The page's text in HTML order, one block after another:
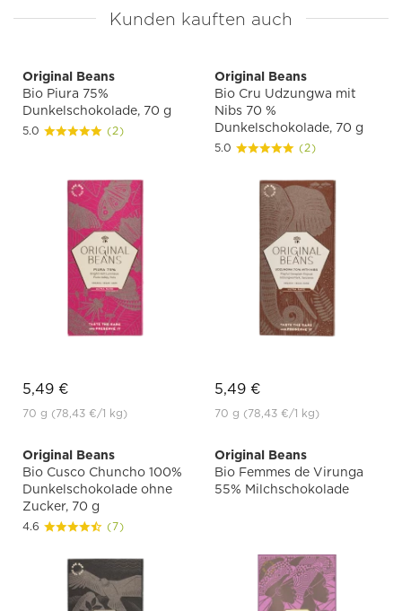
Kunden kauften auch
Original Beans
Bio Piura 75%
Dunkelschokolade, 70 g
5.0 (2)
5,49 €
70 g (78,43 €/1 kg)
Original Beans
Bio Cru Udzungwa mit
Nibs 70 %
Dunkelschokolade, 70 g
5.0 (2)
5,49 €
70 g (78,43 €/1 kg)
Original Beans
Bio Cusco Chuncho 100%
Dunkelschokolade ohne
Zucker, 70 g
4.6 (7)
Original Beans
Bio Femmes de Virunga
55% Milchschokolade